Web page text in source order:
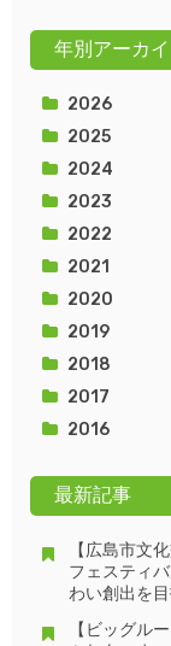
年別アーカ
2026
2025
2024
2023
2022
2021
2020
2019
2018
2017
2016
最新記事
【広島市文
フェスティ
わい創出を
【ビッグル